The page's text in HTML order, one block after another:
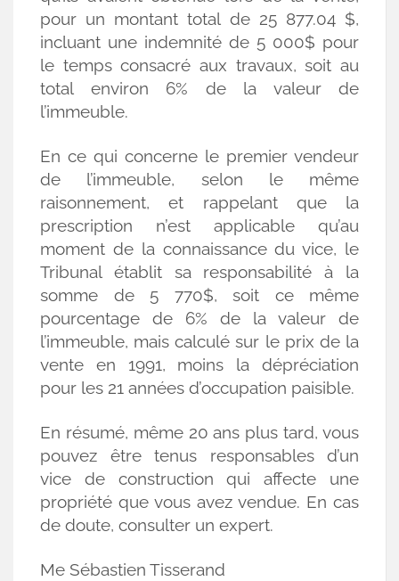
pour un montant total de 25 877.04 $,
incluant une indemnité de 5 000$ pour
le temps consacré aux travaux, soit au
total environ 6% de la valeur de
l’immeuble.
En ce qui concerne le premier vendeur
de l’immeuble, selon le même
raisonnement, et rappelant que la
prescription n’est applicable qu’au
moment de la connaissance du vice, le
Tribunal établit sa responsabilité à la
somme de 5 770$, soit ce même
pourcentage de 6% de la valeur de
l’immeuble, mais calculé sur le prix de la
vente en 1991, moins la dépréciation
pour les 21 années d’occupation paisible.
En résumé, même 20 ans plus tard, vous
pouvez être tenus responsables d’un
vice de construction qui affecte une
propriété que vous avez vendue. En cas
de doute, consulter un expert.
Me Sébastien Tisserand